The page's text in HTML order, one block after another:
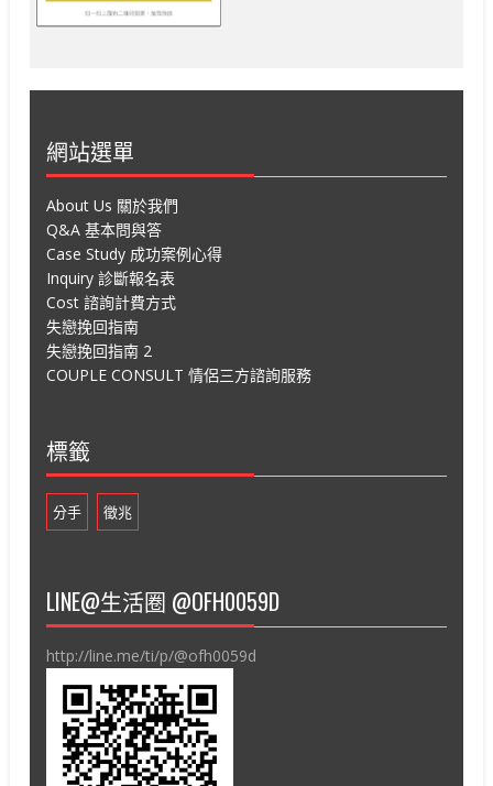
網站選單
About Us 關於我們
Q&A 基本問與答
Case Study 成功案例心得
Inquiry 診斷報名表
Cost 諮詢計費方式
失戀挽回指南
失戀挽回指南 2
COUPLE CONSULT 情侶三方諮詢服務
標籤
分手 徵兆
LINE@生活圈 @OFH0059D
http://line.me/ti/p/@ofh0059d